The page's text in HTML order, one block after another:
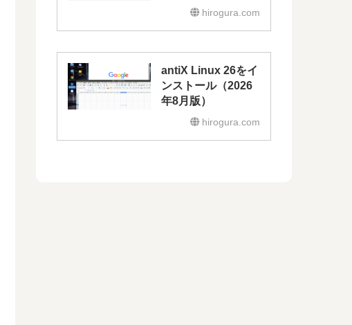
hirogura.com
antiX Linux 26をイ
ンストール（2026
年8月版）
hirogura.com